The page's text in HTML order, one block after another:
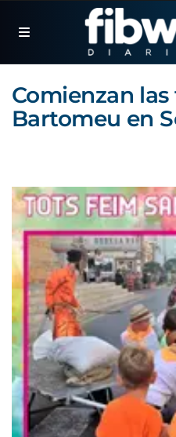
Comienzan
Bartomeu en